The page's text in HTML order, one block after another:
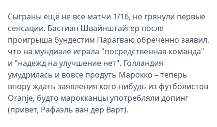
Сыграны ещё не все матчи 1/16, но грянули первые
сенсации. Бастиан Швайнштайгер после
проигрыша бундестим Парагваю обречённо заявил,
что на мундиале играла "посредственная команда"
и "надежд на улучшение нет". Голландия
умудрилась и вовсе продуть Марокко – теперь
впору ждать заявления кого-нибудь из футболистов
Oranje, будто марокканцы употребляли допинг
(привет, Рафаэль ван дер Варт).